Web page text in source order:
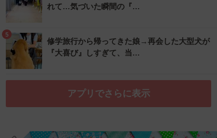
れて…気づいた瞬間の『…
5
修学旅行から帰ってきた娘→再会した大型犬が
『大喜び』しすぎて、当…
アプリでさらに表示